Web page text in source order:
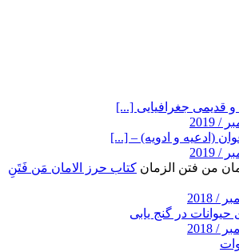
و قدیمی جغرافیایی [...]
(ادعیه و ادویه) – [...]
کتاب حرز الامان مَن فَتَنِ
در گنج یابی